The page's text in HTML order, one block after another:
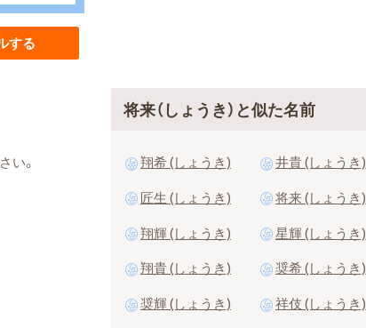
する
い。
将来（しょうき）と似た名前
翔希 (しょうき)
井貴 (しょうき)
匠生 (しょうき)
将来 (しょうき)
翔輝 (しょうき)
星輝 (しょうき)
翔貴 (しょうき)
奨希 (しょうき)
奨輝 (しょうき)
祥伎 (しょうき)